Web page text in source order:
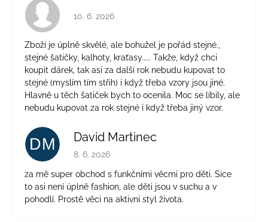
Hodnocení obchodu je 4 z 5 hvězdiček.
10. 6. 2026
Zboží je úplně skvělé, ale bohužel je pořád stejné.,
stejné šatičky, kalhoty, kraťasy..... Takže, když chci
koupit dárek, tak asi za další rok nebudu kupovat to
stejné (myslím tím střih) i když třeba vzory jsou jiné.
Hlavně u těch šatiček bych to ocenila. Moc se líbily, ale
nebudu kupovat za rok stejné i když třeba jiný vzor.
DM David Martinec
Hodnocení obchodu je 5 z 5 hvězdiček.
8. 6. 2026
za mě super obchod s funkčními věcmi pro děti. Sice
to asi není úplně fashion, ale děti jsou v suchu a v
pohodlí. Prostě věci na aktivní styl života.